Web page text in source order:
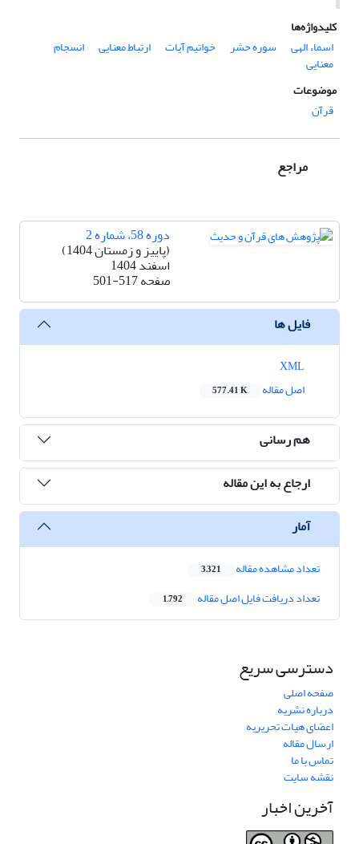
کلیدواژه‌ها
اسماء الهی
سوره حشر خواتیم آیات ارتباط معنایی انسجام
معنایی
موضوعات
قرآن
مراجع
دوره 58، شماره 2
(پاییز و زمستان 1404)
اسفند 1404
صفحه501-517
فایل ها
اصل مقاله
577.41 K
هم رسانی
ارجاع به این مقاله
آمار
تعداد مشاهده مقاله 3,321
تعداد دریافت فایل اصل مقاله 1,792
دسترسی سریع
صفحه اصلی
درباره نشریه
اعضای هیات تحریریه
ارسال مقاله
تماس با ما
نقشه سایت
آخرین اخبار